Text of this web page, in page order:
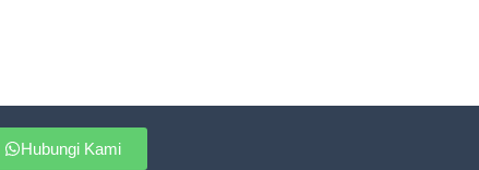
Hubungi Kami